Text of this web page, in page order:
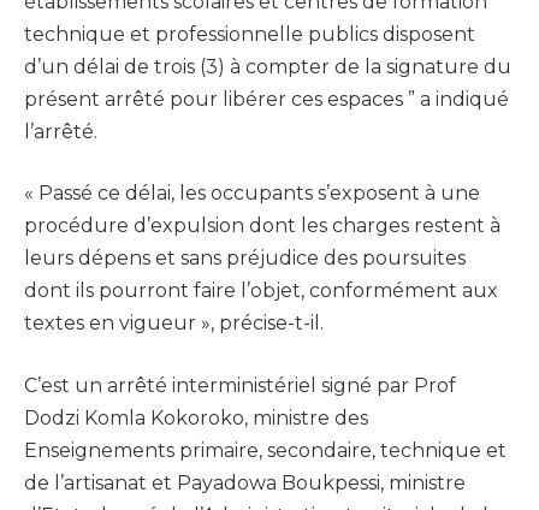
technique et professionnelle publics disposent
d’un délai de trois (3) à compter de la signature du
présent arrêté pour libérer ces espaces ” a indiqué
l’arrêté.
« Passé ce délai, les occupants s’exposent à une
procédure d’expulsion dont les charges restent à
leurs dépens et sans préjudice des poursuites
dont ils pourront faire l’objet, conformément aux
textes en vigueur », précise-t-il.
C’est un arrêté interministériel signé par Prof
Dodzi Komla Kokoroko, ministre des
Enseignements primaire, secondaire, technique et
de l’artisanat et Payadowa Boukpessi, ministre